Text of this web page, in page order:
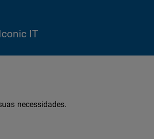
IT
necessidades.